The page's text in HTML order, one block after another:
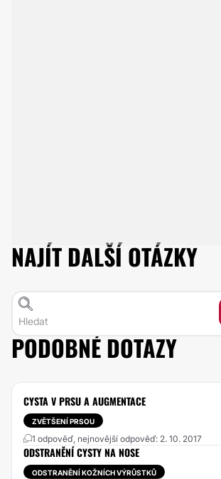
NAJÍT DALŠÍ OTÁZKY
PODOBNÉ DOTAZY
CYSTA V PRSU A AUGMENTACE
ZVĚTŠENÍ PRSOU
1 odpověď, nejnovější odpověď: 2. 10. 2017
ODSTRANĚNÍ CYSTY NA NOSE
ODSTRANĚNÍ KOŽNÍCH VÝRŮSTKŮ